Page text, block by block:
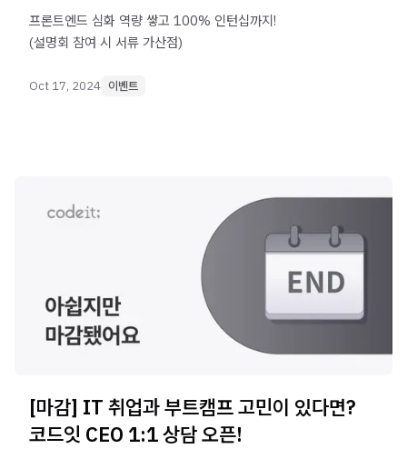
프론트엔드 심화 역량 쌓고 100% 인턴십까지!
(설명회 참여 시 서류 가산점)
Oct 17, 2024 이벤트
[마감] IT 취업과 부트캠프 고민이 있다면?
코드잇 CEO 1:1 상담 오픈!